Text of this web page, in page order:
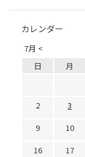
カレンダー
7月 <
日 月
2
3
9
10
16
17